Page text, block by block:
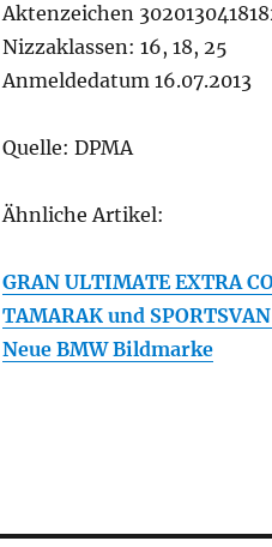
Aktenzeichen
Nizzaklassen: 16, 18, 25
Anmeldedatum 16.07.2013
Quelle: DPMA
Ähnliche Artikel:
GRAN ULTIMATE EXTRA
TAMARAK und
Neue BMW Bildmarke